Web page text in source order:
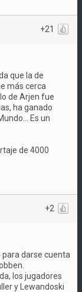
+21
que la de
más cerca
de Arjen fue
ha ganado
Es un
de 4000
+2
para darse cuenta
los jugadores
y Lewandoski